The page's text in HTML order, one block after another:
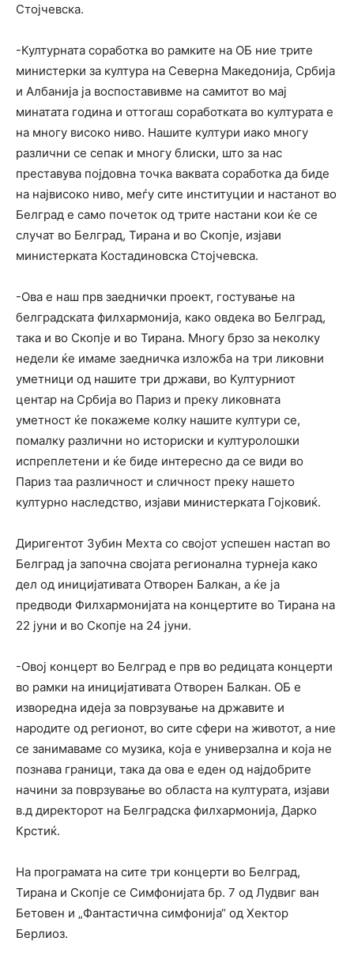
Стојчевска.
-Културната соработка во рамките на ОБ ние трите
министерки за култура на Северна Македонија, Србија
и Албанија ја воспоставивме на самитот во мај
минатата година и оттогаш соработката во културата е
на многу високо ниво. Нашите култури иако многу
различни се сепак и многу блиски, што за нас
преставува појдовна точка ваквата соработка да биде
на највисоко ниво, меѓу сите институции и настанот во
Белград е само почеток од трите настани кои ќе се
случат во Белград, Тирана и во Скопје, изјави
министерката Костадиновска Стојчевска.
-Ова е наш прв заеднички проект, гостување на
белградската филхармонија, како овдека во Белград,
така и во Скопје и во Тирана. Многу брзо за неколку
недели ќе имаме заедничка изложба на три ликовни
уметници од нашите три држави, во Културниот
центар на Србија во Париз и преку ликовната
уметност ќе покажеме колку нашите култури се,
помалку различни но историски и културолошки
испреплетени и ќе биде интересно да се види во
Париз таа различност и сличност преку нашето
културно наследство, изјави министерката Гојковиќ.
Диригентот Зубин Мехта со својот успешен настап во
Белград ја започна својата регионална турнеја како
дел од иницијативата Отворен Балкан, а ќе ја
предводи Филхармонијата на концертите во Тирана на
22 јуни и во Скопје на 24 јуни.
-Овој концерт во Белград е прв во редицата концерти
во рамки на иницијативата Отворен Балкан. ОБ е
изворедна идеја за поврзување на државите и
народите од регионот, во сите сфери на животот, а ние
се занимаваме со музика, која е универзална и која не
познава граници, така да ова е еден од најдобрите
начини за поврзување во областа на културата, изјави
в.д директорот на Белградска филхармонија, Дарко
Крстиќ.
На програмата на сите три концерти во Белград,
Тирана и Скопје се Симфонијата бр. 7 од Лудвиг ван
Бетовен и „Фантастична симфонија“ од Хектор
Берлиоз.